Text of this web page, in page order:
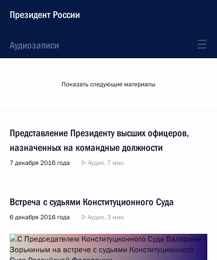
Президент России
Аудиозаписи
Показать следующие материалы
Представление Президенту высших офицеров,
назначенных на командные должности
7 декабря 2016 года Аудио, 7 мин.
Встреча с судьями Конституционного Суда
6 декабря 2016 года Аудио, 3 мин.